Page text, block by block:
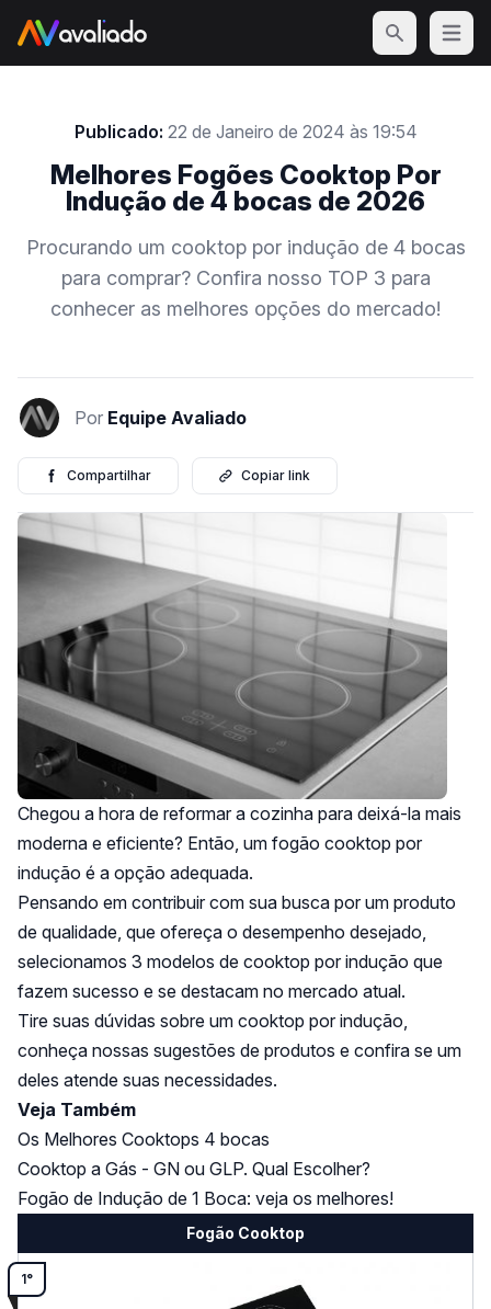
Open
Publicado: 22 de Janeiro de 2024 às 19:54
Melhores Fogões Cooktop Por
Indução de 4 bocas de 2026
Procurando um cooktop por indução de 4 bocas
para comprar? Confira nosso TOP 3 para
conhecer as melhores opções do mercado!
Por Equipe Avaliado
Compartilhar Copiar link
Chegou a hora de reformar a cozinha para deixá-la mais
moderna e eficiente? Então, um fogão cooktop por
indução é a opção adequada.
Pensando em contribuir com sua busca por um produto
de qualidade, que ofereça o desempenho desejado,
selecionamos 3 modelos de cooktop por indução que
fazem sucesso e se destacam no mercado atual.
Tire suas dúvidas sobre um cooktop por indução,
conheça nossas sugestões de produtos e confira se um
deles atende suas necessidades.
Veja Também
Os Melhores Cooktops 4 bocas
Cooktop a Gás - GN ou GLP. Qual Escolher?
Fogão de Indução de 1 Boca: veja os melhores!
Fogão Cooktop
1°